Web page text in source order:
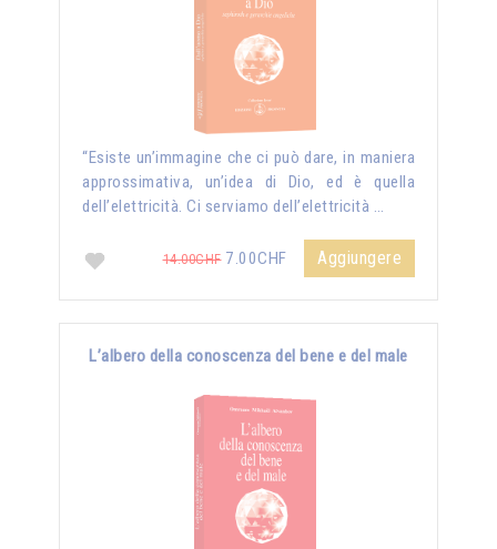
“Esiste un’immagine che ci può dare, in maniera
approssimativa, un’idea di Dio, ed è quella
dell’elettricità. Ci serviamo dell’elettricità …
14.00CHF7.00CHF Aggiungere
L’albero della conoscenza del bene e del male